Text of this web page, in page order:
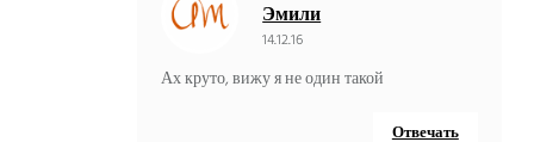
Эмили
14.12.16
Ах круто, вижу я не один такой
Отвечать